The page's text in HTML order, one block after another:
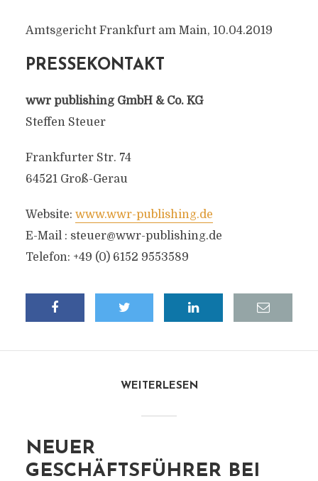
Amtsgericht Frankfurt am Main, 10.04.2019
PRESSEKONTAKT
wwr publishing GmbH & Co. KG
Steffen Steuer
Frankfurter Str. 74
64521 Groß-Gerau
Website: www.wwr-publishing.de
E-Mail : steuer@wwr-publishing.de
Telefon: +49 (0) 6152 9553589
WEITERLESEN
NEUER
GESCHÄFTSFÜHRER BEI